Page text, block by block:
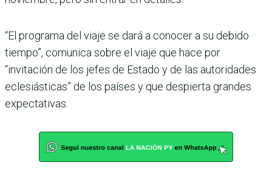
“El programa del viaje se dará a conocer a su debido
tiempo”, comunica sobre el viaje que hace por
“invitación de los jefes de Estado y de las autoridades
eclesiásticas” de los países y que despierta grandes
expectativas.